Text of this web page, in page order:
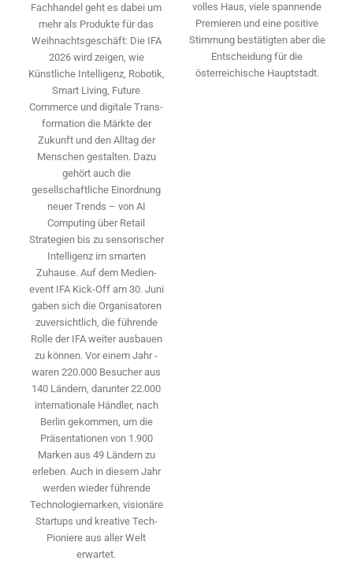
Fachhandel geht es dabei um
mehr als Produkte für das
Weihnachtsgeschäft: Die IFA
2026 wird ­zeigen, wie
Künstliche Intelligenz, Robotik,
Smart Living, Future
Commerce und digitale Trans­
formation die Märkte der
Zukunft und den Alltag der
Menschen gestalten. Dazu
gehört auch die
gesellschaftliche Einordnung
neuer Trends – von AI
Computing über Retail
Strategien bis zu sensorischer
Intelligenz im smarten
Zuhause. Auf dem Medien­
event IFA Kick-Off am 30. Juni
gaben sich die Organisatoren
zuversichtlich, die führende
Rolle der IFA weiter ausbauen
zu können. Vor einem Jahr ­
waren 220.000 Besucher aus
140 ­Ländern, ­darunter 22.000
internationale Händler, nach
Berlin gekommen, um die
Präsen­tationen von 1.900
Marken aus 49 Ländern zu
erleben. Auch in diesem Jahr
werden wieder führende
Technologiemarken, visionäre
Startups und ­kreative Tech-
Pioniere aus aller Welt
erwartet.
volles Haus, viele spannende
Premieren und eine positive
Stimmung bestätigten aber die
Entscheidung für die
österreichische Hauptstadt.